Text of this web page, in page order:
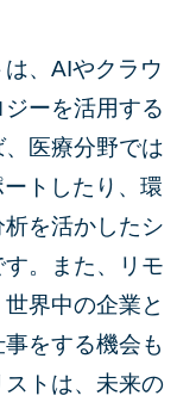
、AIやクラウ
ーを活用する
医療分野では
トしたり、環
を活かしたシ
。また、リモ
界中の企業と
をする機会も
トは、未来の